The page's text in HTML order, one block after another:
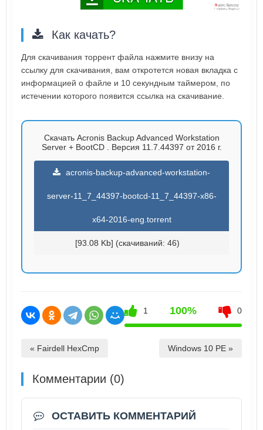
Как качать?
Для скачивания торрент файла нажмите внизу на
ссылку для скачивания, вам откротется новая вкладка с
информацией о файле и 10 секундным таймером, по
истечении которого появится ссылка на скачивание.
Скачать Acronis Backup Advanced Workstation
Server + BootCD . Версия 11.7.44397 от 2016 г.
acronis-backup-advanced-workstation-
server-11_7_44397-bootcd-11_7_44397-x86-
x64-2016-eng.torrent
[93.08 Kb] (cкачиваний: 46)
1 100% 0
« Fairdell HexCmp Windows 10 PE »
Комментарии (0)
ОСТАВИТЬ КОММЕНТАРИЙ